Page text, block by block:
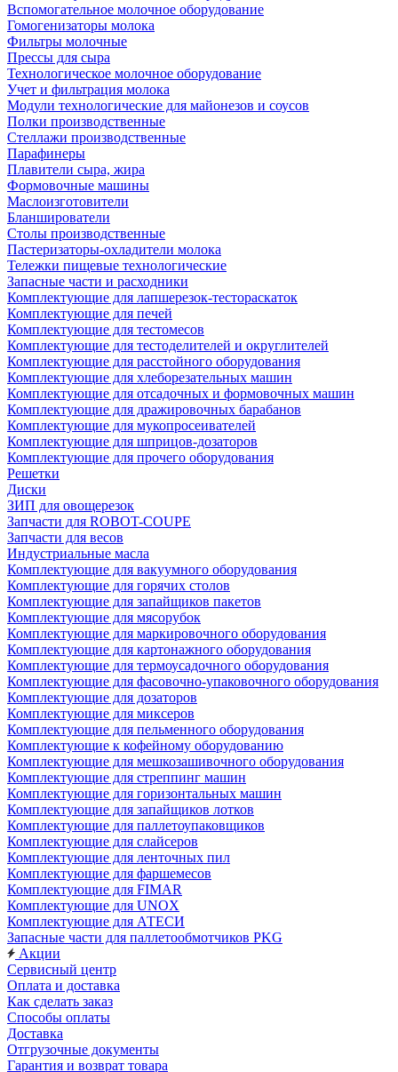
Вспомогательное молочное оборудование
Гомогенизаторы молока
Фильтры молочные
Прессы для сыра
Технологическое молочное оборудование
Учет и фильтрация молока
Модули технологические для майонезов и соусов
Полки производственные
Стеллажи производственные
Парафинеры
Плавители сыра, жира
Формовочные машины
Маслоизготовители
Бланширователи
Столы производственные
Пастеризаторы-охладители молока
Тележки пищевые технологические
Запасные части и расходники
Комплектующие для лапшерезок-тестораскаток
Комплектующие для печей
Комплектующие для тестомесов
Комплектующие для тестоделителей и округлителей
Комплектующие для расстойного оборудования
Комплектующие для хлеборезательных машин
Комплектующие для отсадочных и формовочных машин
Комплектующие для дражировочных барабанов
Комплектующие для мукопросеивателей
Комплектующие для шприцов-дозаторов
Комплектующие для прочего оборудования
Решетки
Диски
ЗИП для овощерезок
Запчасти для ROBOT-COUPE
Запчасти для весов
Индустриальные масла
Комплектующие для вакуумного оборудования
Комплектующие для горячих столов
Комплектующие для запайщиков пакетов
Комплектующие для мясорубок
Комплектующие для маркировочного оборудования
Комплектующие для картонажного оборудования
Комплектующие для термоусадочного оборудования
Комплектующие для фасовочно-упаковочного оборудования
Комплектующие для дозаторов
Комплектующие для миксеров
Комплектующие для пельменного оборудования
Комплектующие к кофейному оборудованию
Комплектующие для мешкозашивочного оборудования
Комплектующие для стреппинг машин
Комплектующие для горизонтальных машин
Комплектующие для запайщиков лотков
Комплектующие для паллетоупаковщиков
Комплектующие для слайсеров
Комплектующие для ленточных пил
Комплектующие для фаршемесов
Комплектующие для FIMAR
Комплектующие для UNOX
Комплектующие для АТЕСИ
Запасные части для паллетообмотчиков PKG
Акции
Сервисный центр
Оплата и доставка
Как сделать заказ
Способы оплаты
Доставка
Отгрузочные документы
Гарантия и возврат товара